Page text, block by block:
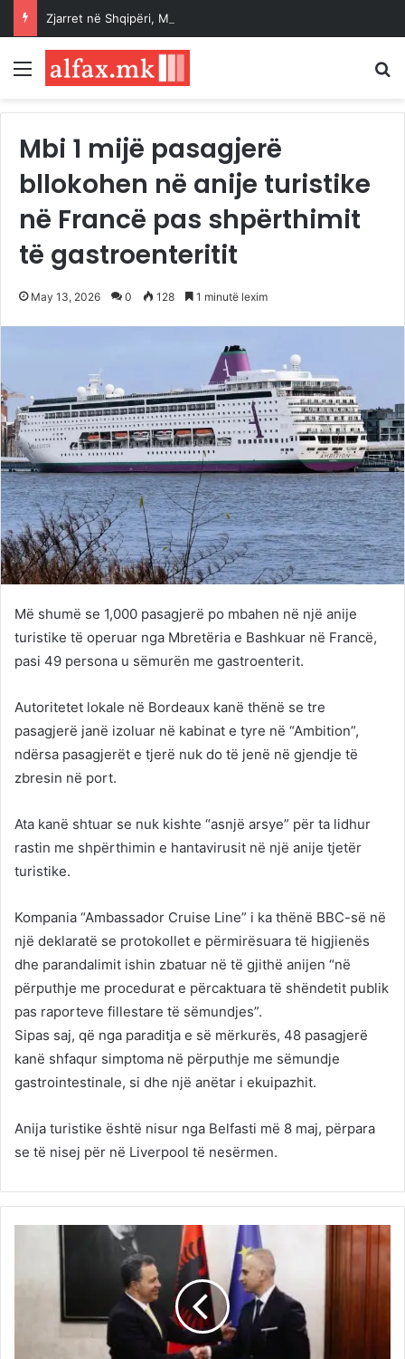
Menu
Mbi 1 mijë pasagjerë
bllokohen në anije turistike
në Francë pas shpërthimit
të gastroenteritit
May 13, 2026 0 128 1 minutë lexim
Më shumë se 1,000 pasagjerë po mbahen në një anije
turistike të operuar nga Mbretëria e Bashkuar në Francë,
pasi 49 persona u sëmurën me gastroenterit.
Autoritetet lokale në Bordeaux kanë thënë se tre
pasagjerë janë izoluar në kabinat e tyre në “Ambition”,
ndërsa pasagjerët e tjerë nuk do të jenë në gjendje të
zbresin në port.
Ata kanë shtuar se nuk kishte “asnjë arsye” për ta lidhur
rastin me shpërthimin e hantavirusit në një anije tjetër
turistike.
Kompania “Ambassador Cruise Line” i ka thënë BBC-së në
një deklaratë se protokollet e përmirësuara të higjienës
dhe parandalimit ishin zbatuar në të gjithë anijen “në
përputhje me procedurat e përcaktuara të shëndetit publik
pas raporteve fillestare të sëmundjes”.
Sipas saj, që nga paraditja e së mërkurës, 48 pasagjerë
kanë shfaqur simptoma në përputhje me sëmundje
gastrointestinale, si dhe një anëtar i ekuipazhit.
Anija turistike është nisur nga Belfasti më 8 maj, përpara
se të nisej për në Liverpool të nesërmen.